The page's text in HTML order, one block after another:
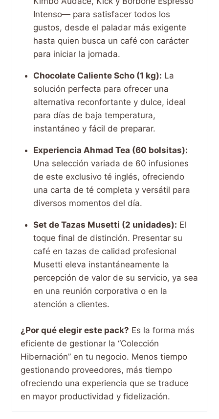
Intenso— para satisfacer todos los
gustos, desde el paladar más exigente
hasta quien busca un café con carácter
para iniciar la jornada.
Chocolate Caliente Scho (1 kg): La
solución perfecta para ofrecer una
alternativa reconfortante y dulce, ideal
para días de baja temperatura,
instantáneo y fácil de preparar.
Experiencia Ahmad Tea (60 bolsitas):
Una selección variada de 60 infusiones
de este exclusivo té inglés, ofreciendo
una carta de té completa y versátil para
diversos momentos del día.
Set de Tazas Musetti (2 unidades): El
toque final de distinción. Presentar su
café en tazas de calidad profesional
Musetti eleva instantáneamente la
percepción de valor de su servicio, ya sea
en una reunión corporativa o en la
atención a clientes.
¿Por qué elegir este pack? Es la forma más
eficiente de gestionar la “Colección
Hibernación” en tu negocio. Menos tiempo
gestionando proveedores, más tiempo
ofreciendo una experiencia que se traduce
en mayor productividad y fidelización.